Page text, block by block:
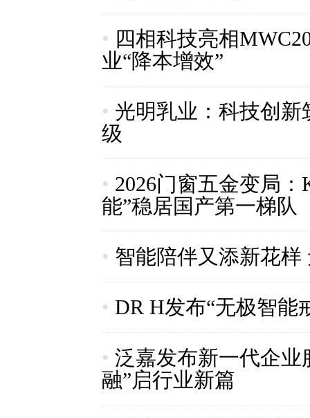
• 四相科技亮相
业“降本增效”
• 光明乳业：科技创
级
• 2026门窗五金变局
能”稳居国产第一梯队
• 智能陪伴又添新花
• ​DR H发布“无极智能
• 泛嘉发布新一代企业
融”启行业新篇